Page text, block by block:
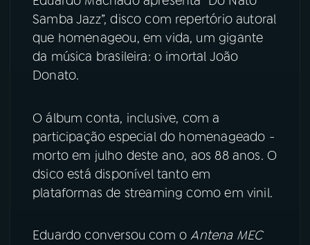
PRÊMIO RÁDIO MEC
ACOMPANHE A RÁDIO MEC
Instagram X
TikTok
Samba Jazz”, disco com repertório autoral
que homenageou, em vida, um gigante
da música brasileira: o imortal João
Donato.
O álbum conta, inclusive, com a
participação especial do homenageado -
morto em julho deste ano, aos 88 anos. O
dsico está disponível tanto em
plataformas de streaming como em vinil.
Eduardo conversou com oAntena MEC